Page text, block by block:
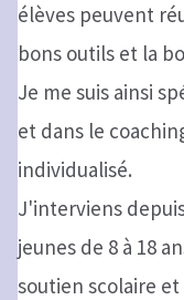
élèves peuvent
bons outils et la
Je me suis ainsi
et dans le
individualisé.
J'interviens
jeunes de 8 à 18
soutien scolaire